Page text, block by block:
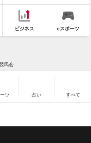
ビジネス eスポーツ
馬会
ツ 占い すべて